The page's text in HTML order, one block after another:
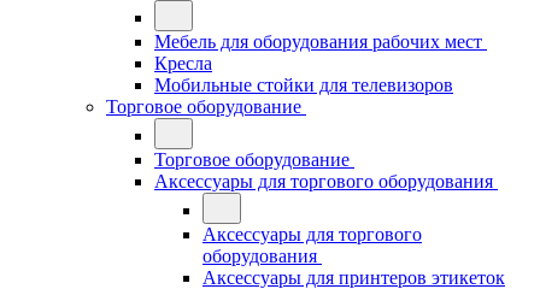
Мебель для оборудования рабочих мест
Кресла
Мобильные стойки для телевизоров
Торговое оборудование
Торговое оборудование
Аксессуары для торгового оборудования
Аксессуары для торгового
оборудования
Аксессуары для принтеров этикеток